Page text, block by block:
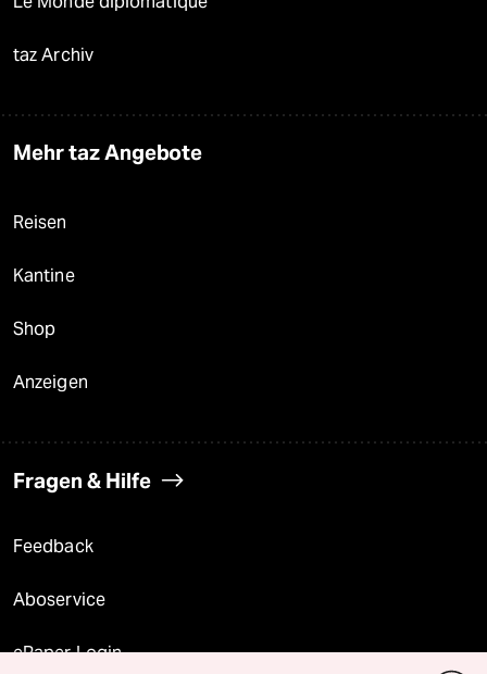
taz Archiv
Mehr taz Angebote
Reisen
Kantine
Shop
Anzeigen
Fragen & Hilfe
Feedback
Aboservice
ePaper Login